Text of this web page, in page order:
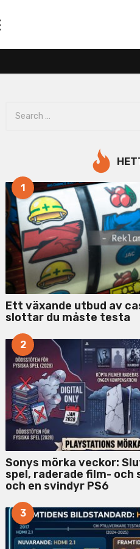
o
r
:
1
Ett växande utbud av
slottar du måste testa
2
Sonys mörka veckor:
spel, raderade film- och
och en svindyr PS6
3